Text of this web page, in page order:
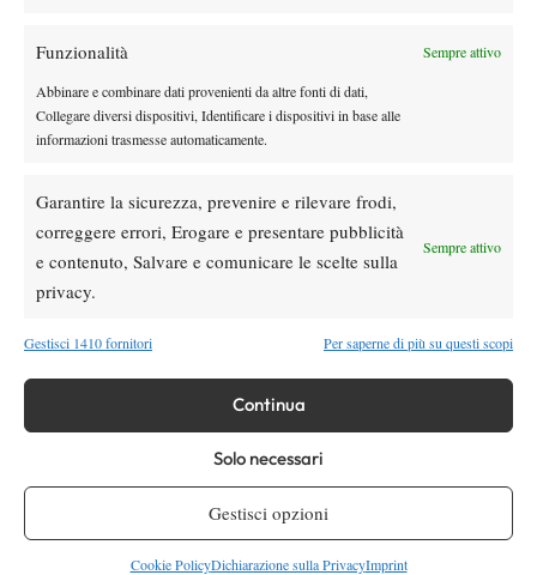
Funzionalità Sempre attivo
Abbinare e combinare dati provenienti da altre fonti di dati,
Collegare diversi dispositivi, Identificare i dispositivi in base alle
informazioni trasmesse automaticamente.
Garantire la sicurezza, prevenire e rilevare frodi,
correggere errori, Erogare e presentare pubblicità
e contenuto, Salvare e comunicare le scelte sulla
privacy.
Sempre attivo
Gestisci 1410 fornitori Per saperne di più su questi scopi
Continua
Solo necessari
Gestisci opzioni
Cookie PolicyDichiarazione sulla PrivacyImprint
tre settimane ho una tosse che mi impedisce
di respirare come vorrei, devo curarmi al
più presto”
Atp News
cambia in classifica ATP
X